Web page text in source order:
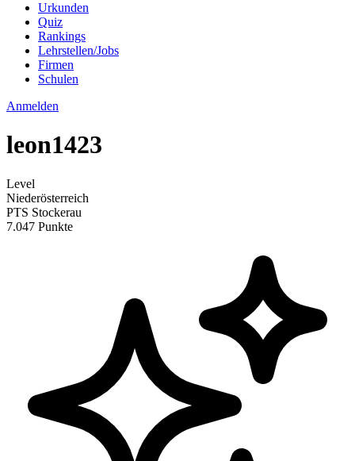
Urkunden
Quiz
Rankings
Lehrstellen/Jobs
Firmen
Schulen
Anmelden
leon1423
Level
Niederösterreich
PTS Stockerau
7.047 Punkte